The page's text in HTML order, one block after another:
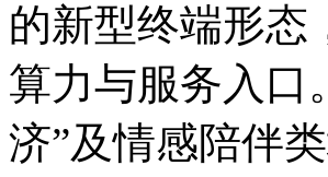
的新型终端形态
算力与服务入口
济”及情感陪伴